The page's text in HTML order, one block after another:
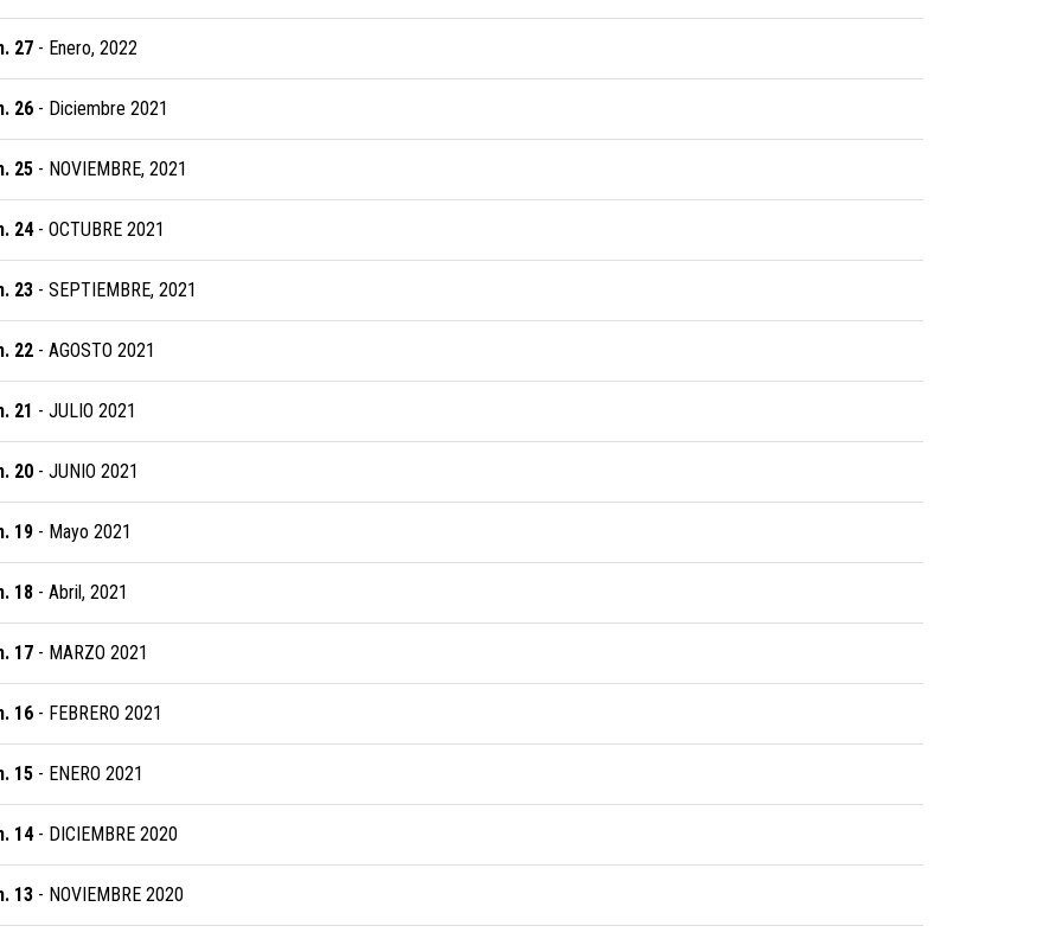
27 - Enero, 2022
26 - Diciembre 2021
25 - NOVIEMBRE, 2021
24- OCTUBRE 2021
23 - SEPTIEMBRE, 2021
22 - AGOSTO 2021
21 - JULIO 2021
20 - JUNIO 2021
19 - Mayo 2021
18 - Abril, 2021
17 - MARZO 2021
16 - FEBRERO 2021
15 - ENERO 2021
14- DICIEMBRE 2020
13 - NOVIEMBRE 2020